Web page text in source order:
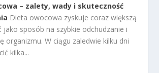
– zalety, wady i skuteczność
Dieta owocowa zyskuje coraz większą
jako sposób na szybkie odchudzanie i
organizmu. W ciągu zaledwie kilku dni
kilka...